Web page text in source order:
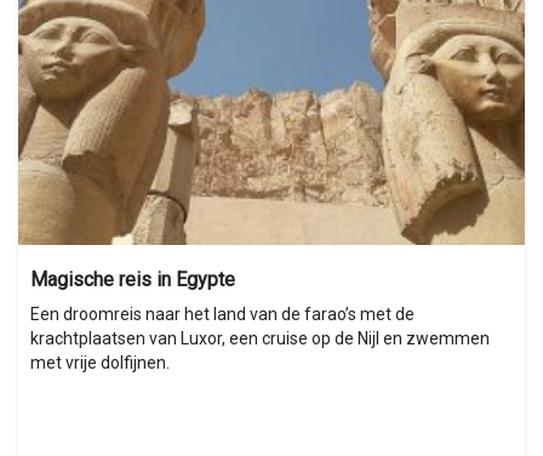
Magische reis in Egypte
Een droomreis naar het land van de farao’s met de
krachtplaatsen van Luxor, een cruise op de Nijl en zwemmen
met vrije dolfijnen.